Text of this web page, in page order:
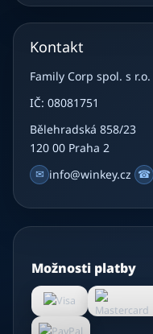
Kontakt
Family Corp spol. s r.o.
IČ: 08081751
Bělehradská 858/23
120 00 Praha 2
✉ info@winkey.cz ☎
Možnosti platby